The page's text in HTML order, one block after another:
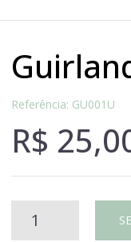
Referência: GU001U
R$
Guirlanda